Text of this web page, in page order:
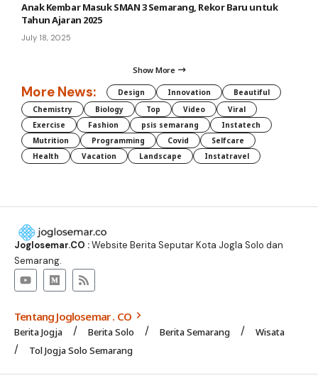
Anak Kembar Masuk SMAN 3 Semarang, Rekor Baru untuk
Tahun Ajaran 2025
July 18, 2025
Show More
More News: Design Innovation
Beautiful
Chemistry
Biology Top Video
Viral
Exercise
Fashion psis semarang
Instatech
Mutrition
Programming Covid
Selfcare
Health
Vacation Landscape Instatravel
Joglosemar.CO :Website Berita Seputar Kota Jogla Solo dan
Semarang.
Tentang Joglosemar . CO
Berita Jogja Berita Solo Berita Semarang
Wisata
Tol Jogja Solo Semarang